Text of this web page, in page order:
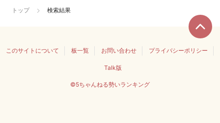
トップ 検索結果
このサイトについて 板一覧 お問い合わせ プライバシーポリシー
Talk版
©5ちゃんねる勢いランキング